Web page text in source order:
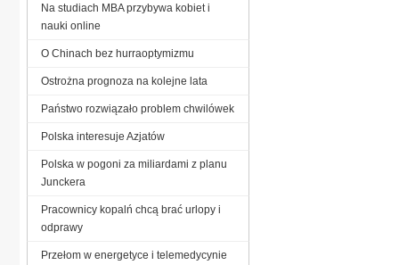
Na studiach MBA przybywa kobiet i
nauki online
O Chinach bez hurraoptymizmu
Ostrożna prognoza na kolejne lata
Państwo rozwiązało problem chwilówek
Polska interesuje Azjatów
Polska w pogoni za miliardami z planu
Junckera
Pracownicy kopalń chcą brać urlopy i
odprawy
Przełom w energetyce i telemedycynie